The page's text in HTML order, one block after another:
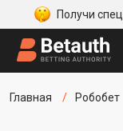
Получи
Главная Робобет